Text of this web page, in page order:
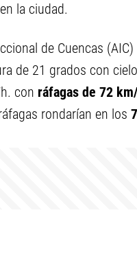
la ciudad.
de Cuencas
de 21 grados con
con ráfagas de 72
rondarían en los